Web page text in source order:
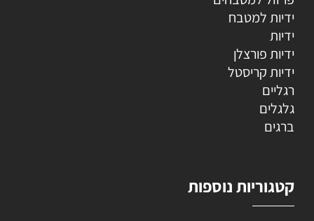
ידיות למטבח
ידיות
ידיות פורצלן
ידיות קריסטל
רגליים
גלגלים
ברגים
קטגוריות נוספות